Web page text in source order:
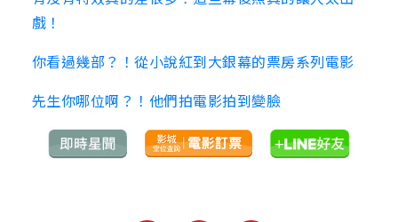
戲！
你看過幾部？！從小說紅到大銀幕的票房系列電影
先生你哪位啊？！他們拍電影拍到變臉